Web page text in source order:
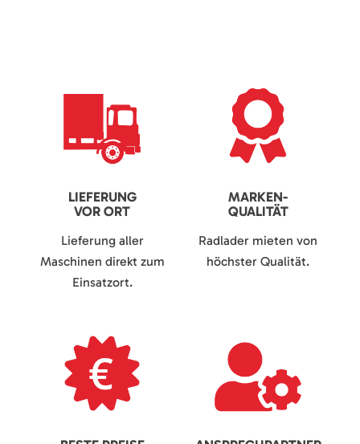
LIEFERUNG
VOR ORT
Lieferung aller
Maschinen direkt zum
Einsatzort.
MARKEN-
QUALITÄT
Radlader mieten von
höchster Qualität.